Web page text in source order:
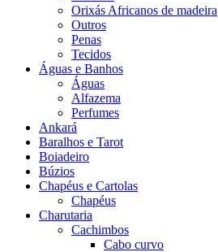
Orixás Africanos de madeira
Outros
Penas
Tecidos
Águas e Banhos
Águas
Alfazema
Perfumes
Ankará
Baralhos e Tarot
Boiadeiro
Búzios
Chapéus e Cartolas
Chapéus
Charutaria
Cachimbos
Cabo curvo